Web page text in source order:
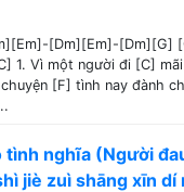
[Dm][Em]-[Dm][G]
1. Vì một người đi [C]
[F] tình nay đành
nghĩa (Người
jiè zuì shāng xīn dí